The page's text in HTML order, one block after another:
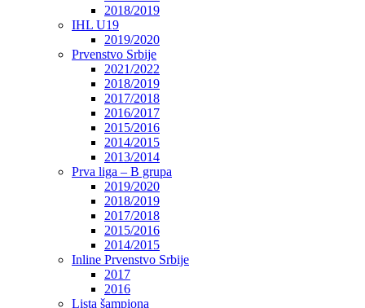
2018/2019
IHL U19
2019/2020
Prvenstvo Srbije
2021/2022
2018/2019
2017/2018
2016/2017
2015/2016
2014/2015
2013/2014
Prva liga – B grupa
2019/2020
2018/2019
2017/2018
2015/2016
2014/2015
Inline Prvenstvo Srbije
2017
2016
Lista šampiona